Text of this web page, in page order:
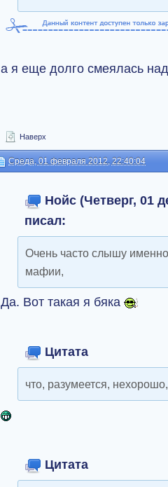
а я еще долго смеялась
Наверх
Среда, 01 февраля 2012, 22:40:04
Нойс (Четверг, 01
писал:
Очень часто слышу
мафии,
Да. Вот такая я бяка
Цитата
что, разумеется,
Цитата